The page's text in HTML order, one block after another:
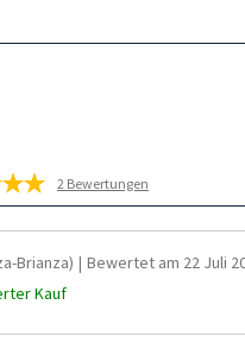
2 Bewertungen
Brianza) | Bewertet am 22 Juli
Kauf